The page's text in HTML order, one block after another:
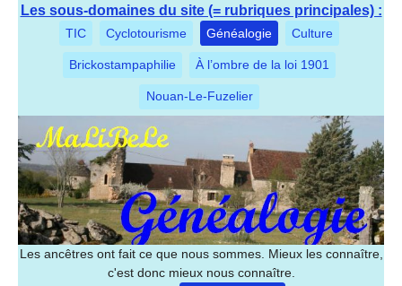
Les sous-domaines du site (= rubriques principales) :
TIC Cyclotourisme Généalogie Culture
Brickostampaphilie À l’ombre de la loi 1901
Nouan-Le-Fuzelier
Les ancêtres ont fait ce que nous sommes. Mieux les connaître,
c'est donc mieux nous connaître.